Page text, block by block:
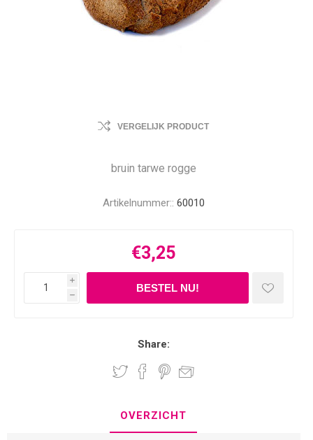
VERGELIJK PRODUCT
bruin tarwe rogge
Artikelnummer:: 60010
€3,25
i
h
Share:
OVERZICHT